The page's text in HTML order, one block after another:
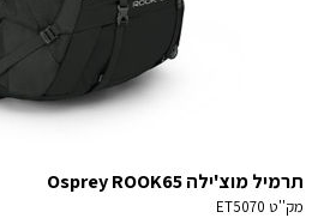
תרמיל מוצ'ילה Osprey ROOK65
מק''ט ET5070